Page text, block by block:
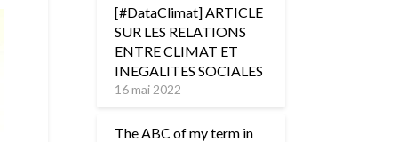
[#DataClimat] ARTICLE
SUR LES RELATIONS
ENTRE CLIMAT ET
INEGALITES SOCIALES
16 mai 2022
The ABC of my term in